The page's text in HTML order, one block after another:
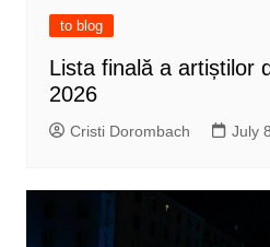
to blog
Lista finală a artiștilor
2026
Cristi Dorombach July